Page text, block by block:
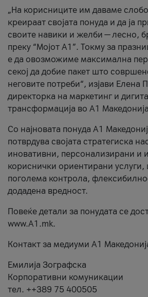
„На корисниците им даваме
креираат својата понуда и да ја
своите навики и желби — лесно,
преку “Мојот А1”. Токму за
е да овозможиме максимална
секој да добие пакет што
неговите потреби“, изјави Елена
директорка на маркетинг и
трансформација во А1
Со најновата понуда А1
потврдува својата стратегиска
иновативни, персонализирани и
кориснички ориентирани услуги,
поголема контрола,
додадена вредност.
Повеќе детали за понудата се
www.А1.mk.
Контакт за медиуми А1
Емилија Зографска
Корпоративни комуникации
тел. ++389 75 400505